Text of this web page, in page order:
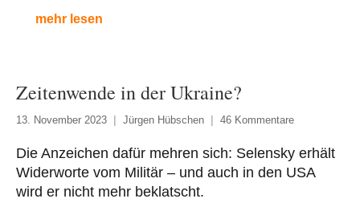
mehr lesen
Zeitenwende in der Ukraine?
13. November 2023 Jürgen Hübschen 46 Kommentare
Die Anzeichen dafür mehren sich: Selensky erhält
Widerworte vom Militär – und auch in den USA
wird er nicht mehr beklatscht.